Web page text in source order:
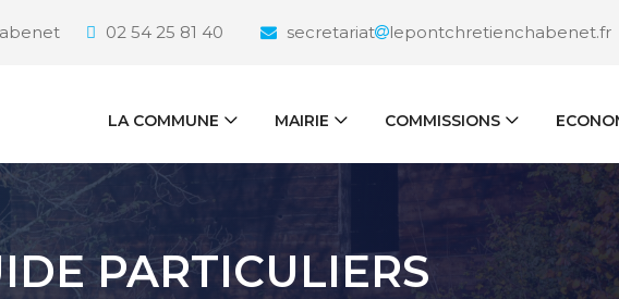
02 54 25 81 40 secretariat lepontchretienchabenet.fr
LA COMMUNE MAIRIE COMMISSIONS
PARTICULIERS